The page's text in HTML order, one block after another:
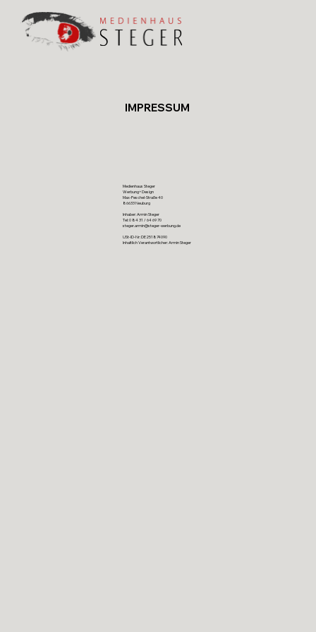
IMPRESSUM
Medienhaus Steger
Werbung+Design
Max-Peschel-Straße 40
86633 Neuburg
Inhaber: Armin Steger
Tel: 0 84 31 / 64 69 70
steger.armin@steger-werbung.de
USt-ID-Nr: DE251874090
Inhaltlich Verantwortlicher: Armin Steger